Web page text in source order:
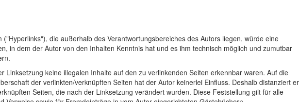
die außerhalb des Verantwortungsbereiches des Autors liegen, würde eine
in dem der Autor von den Inhalten Kenntnis hat und es ihm technisch möglich und zumutbar
Linksetzung keine illegalen Inhalte auf den zu verlinkenden Seiten erkennbar waren. Auf die
der verlinkten/verknüpften Seiten hat der Autor keinerlei Einfluss. Deshalb distanziert er
Seiten, die nach der Linksetzung verändert wurden. Diese Feststellung gilt für alle